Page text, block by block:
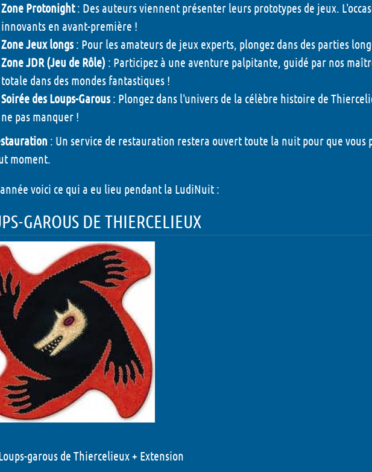
Tables rondes - 2026
LudiNuit - 2026
Dédicaces - 2026
Grandeur Nature - 2026
- 2026
Zone Protonight: Des auteurs viennent présenter leurs prototypes de jeux.
innovants en avant-première !
Zone Jeux longs : Pour les amateurs de jeux experts, plongez dans des parties
Zone JDR (Jeu de Rôle) : Participez à une aventure palpitante, guidé par nos
totale dans des mondes fantastiques !
Soirée des Loups-Garous : Plongez dans l'univers de la célèbre histoire de
ne pas manquer !
: Un service de restauration restera ouvert toute la nuit pour que vous
moment.
voici ce qui a eu lieu pendant la LudiNuit :
GAROUS DE THIERCELIEUX
garous de Thiercelieux + Extension